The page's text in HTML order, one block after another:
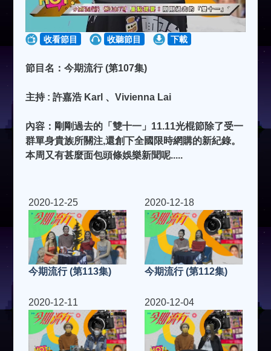
收看節目 收聽節目 下載
節目名：今期流行 (第107集)
主持 : 許嘉浩 Karl 、Vivienna Lai
內容：剛剛過去的「雙十一」11.11光棍節除了受一
群單身貴族所關注,還創下全國限時網購的新紀錄。
本周又有甚麼面包頭條娛樂新聞呢.....
2020-12-25
今期流行 (第113集)
2020-12-18
今期流行 (第112集)
2020-12-11 2020-12-04